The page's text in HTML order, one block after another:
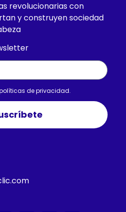
revolucionarias con
y construyen sociedad
de privacidad.